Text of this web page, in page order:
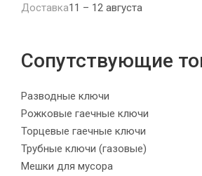
Доставка11 – 12 августа
Сопутствующие
Разводные ключи
Рожковые гаечные ключи
Торцевые гаечные ключи
Трубные ключи (газовые)
Мешки для мусора